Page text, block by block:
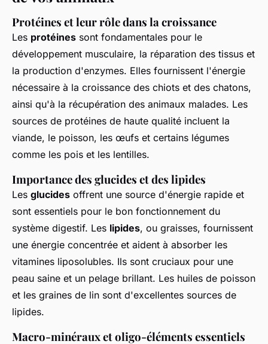
Protéines et leur rôle dans la croissance
Les protéines sont fondamentales pour le
développement musculaire, la réparation des tissus et
la production d'enzymes. Elles fournissent l'énergie
nécessaire à la croissance des chiots et des chatons,
ainsi qu'à la récupération des animaux malades. Les
sources de protéines de haute qualité incluent la
viande, le poisson, les œufs et certains légumes
comme les pois et les lentilles.
Importance des glucides et des lipides
Les glucides offrent une source d'énergie rapide et
sont essentiels pour le bon fonctionnement du
système digestif. Les lipides, ou graisses, fournissent
une énergie concentrée et aident à absorber les
vitamines liposolubles. Ils sont cruciaux pour une
peau saine et un pelage brillant. Les huiles de poisson
et les graines de lin sont d'excellentes sources de
lipides.
Macro-minéraux et oligo-éléments essentiels